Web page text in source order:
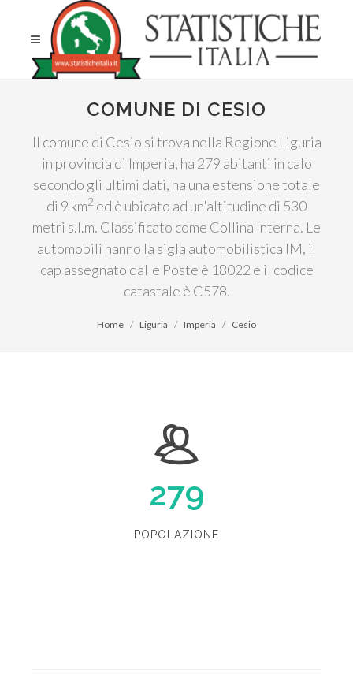
COMUNE DI CESIO
Il comune di Cesio si trova nella Regione Liguria
in provincia di Imperia, ha 279 abitanti in calo
secondo gli ultimi dati, ha una estensione totale
di 9 km2 ed è ubicato ad un'altitudine di 530
metri s.l.m. Classificato come Collina Interna. Le
automobili hanno la sigla automobilistica IM, il
cap assegnato dalle Poste è 18022 e il codice
catastale è C578.
Home Liguria Imperia Cesio
279
POPOLAZIONE